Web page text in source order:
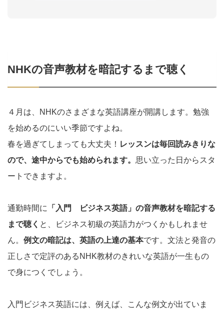
NHKの音声教材を暗記するまで聴く
４月は、NHKのさまざまな英語講座が開講します。勉強
を始めるのにいい季節ですよね。
春を過ぎてしまっても大丈夫！ レッスンは毎回読みきりな
ので、途中からでも始められます。 思い立った日からスタ
ートできますよ。
通勤時間に
「入門 ビジネス英語」の音声教材を暗記する
まで聴く と、ビジネス初級の英語力がつくかもしれませ
ん。 例文の暗記は、英語の上達の基本です。文法と発音の
正しさで定評のあるNHK教材のきれいな英語が一生もの
で身につくでしょう。
入門ビジネス英語には、例えば、こんな例文が出ていま